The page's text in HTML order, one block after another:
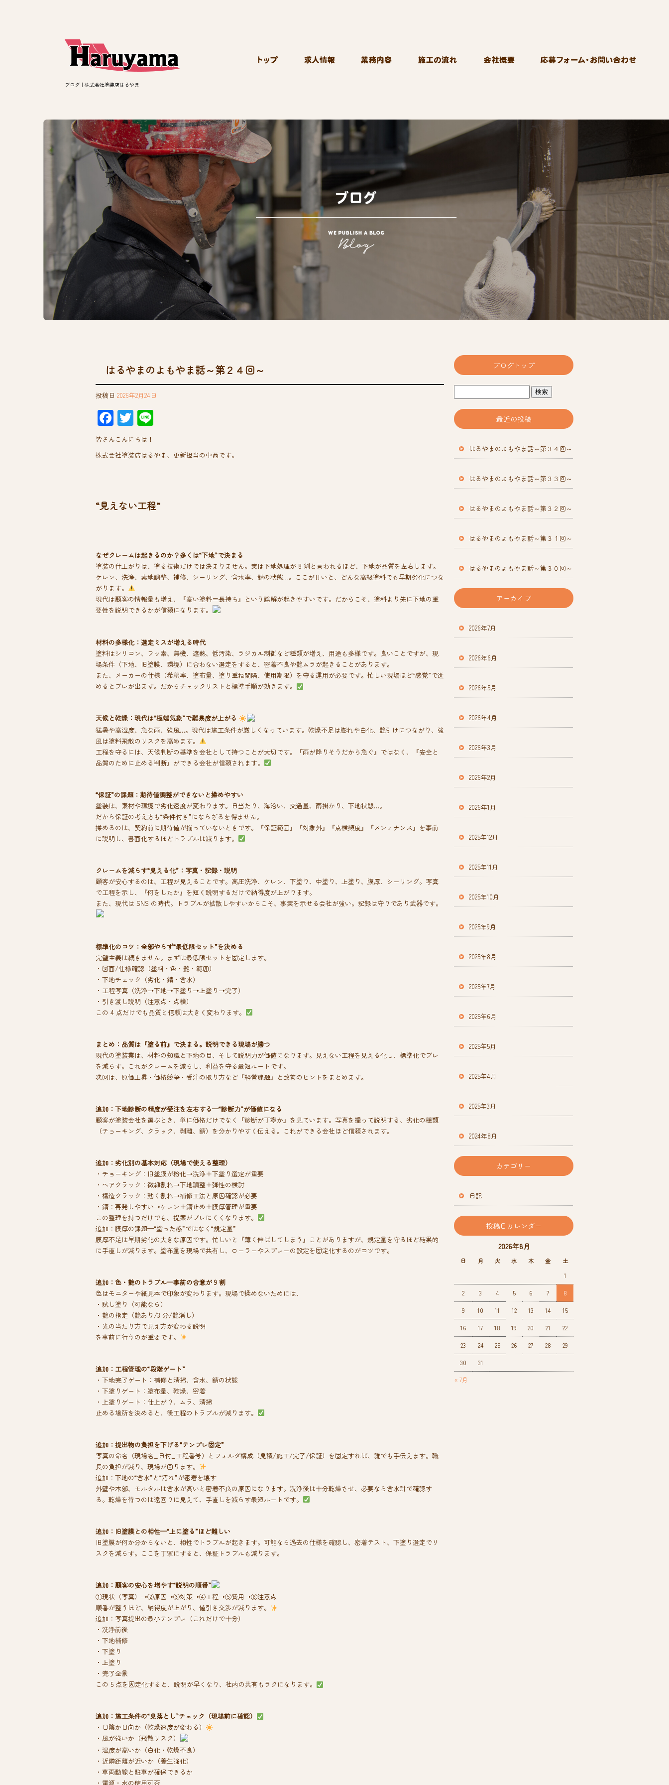
ブログ｜株式会社塗装店はるやま
はるやまのよもやま話～第２４回～
投稿日 2026年2月24日
F
ac
e
b
ok
T
wi
tt
er
皆さんこんにちは！
株式会社塗装店はるやま、更新担当の中西です。
“見えない工程”
なぜクレームは起きるのか？多くは“下地”で決まる
塗装の仕上がりは、塗る技術だけでは決まりません。実は下地処理が 8 割と言われるほど、下地が品質を左右します。
ケレン、洗浄、素地調整、補修、シーリング、含水率、錆の状態…。ここが甘いと、どんな高級塗料でも早期劣化につな
がります。
現代は顧客の情報量も増え、『高い塗料＝長持ち』という誤解が起きやすいです。だからこそ、塗料より先に下地の重
要性を説明できるかが信頼になります。
材料の多様化：選定ミスが増える時代
塗料はシリコン、フッ素、無機、遮熱、低汚染、ラジカル制御など種類が増え、用途も多様です。良いことですが、現
場条件（下地、旧塗膜、環境）に合わない選定をすると、密着不良や艶ムラが起きることがあります。
また、メーカーの仕様（希釈率、塗布量、塗り重ね間隔、使用期限）を守る運用が必要です。忙しい現場ほど“感覚”で進
めるとブレが出ます。だからチェックリストと標準手順が効きます。
天候と乾燥：現代は“極端気象”で難易度が上がる
猛暑や高湿度、急な雨、強風…。現代は施工条件が厳しくなっています。乾燥不足は膨れや白化、艶引けにつながり、強
風は塗料飛散のリスクを高めます。
工程を守るには、天候判断の基準を会社として持つことが大切です。『雨が降りそうだから急ぐ』ではなく、『安全と
品質のために止める判断』ができる会社が信頼されます。
“保証”の課題：期待値調整ができないと揉めやすい
塗装は、素材や環境で劣化速度が変わります。日当たり、海沿い、交通量、雨掛かり、下地状態…。
だから保証の考え方も“条件付き”にならざるを得ません。
揉めるのは、契約前に期待値が揃っていないときです。『保証範囲』『対象外』『点検頻度』『メンテナンス』を事前
に説明し、書面化するほどトラブルは減ります。
クレームを減らす“見える化”：写真・記録・説明
顧客が安心するのは、工程が見えることです。高圧洗浄、ケレン、下塗り、中塗り、上塗り、膜厚、シーリング。写真
で工程を示し、『何をしたか』を短く説明するだけで納得度が上がります。
また、現代は SNS の時代。トラブルが拡散しやすいからこそ、事実を示せる会社が強い。記録は守りであり武器です。
標準化のコツ：全部やらず“最低限セット”を決める
完璧主義は続きません。まずは最低限セットを固定します。
・図面/仕様確認（塗料・色・艶・範囲）
・下地チェック（劣化・錆・含水）
・工程写真（洗浄→下地→下塗り→上塗り→完了）
・引き渡し説明（注意点・点検）
この 4 点だけでも品質と信頼は大きく変わります。
まとめ：品質は『塗る前』で決まる。説明できる現場が勝つ
現代の塗装業は、材料の知識と下地の目、そして説明力が価値になります。見えない工程を見える化し、標準化でブレ
を減らす。これがクレームを減らし、利益を守る最短ルートです。
次回は、原価上昇・価格競争・受注の取り方など『経営課題』と改善のヒントをまとめます。
追加：下地診断の精度が受注を左右する—“診断力”が価値になる
顧客が塗装会社を選ぶとき、単に価格だけでなく『診断が丁寧か』を見ています。写真を撮って説明する、劣化の種類
（チョーキング、クラック、剥離、錆）を分かりやすく伝える。これができる会社ほど信頼されます。
追加：劣化別の基本対応（現場で使える整理）
・チョーキング：旧塗膜が粉化→洗浄＋下塗り選定が重要
・ヘアクラック：微細割れ→下地調整＋弾性の検討
・構造クラック：動く割れ→補修工法と原因確認が必要
・錆：再発しやすい→ケレン＋錆止め＋膜厚管理が重要
この整理を持つだけでも、提案がブレにくくなります。
追加：膜厚の課題—“塗った感”ではなく“規定量”
膜厚不足は早期劣化の大きな原因です。忙しいと『薄く伸ばしてしまう』ことがありますが、規定量を守るほど結果的
に手直しが減ります。塗布量を現場で共有し、ローラーやスプレーの設定を固定化するのがコツです。
追加：色・艶のトラブル—事前の合意が 9 割
色はモニターや紙見本で印象が変わります。現場で揉めないためには、
・試し塗り（可能なら）
・艶の指定（艶あり/3 分/艶消し）
・光の当たり方で見え方が変わる説明
を事前に行うのが重要です。
追加：工程管理の“段階ゲート”
・下地完了ゲート：補修と清掃、含水、錆の状態
・下塗りゲート：塗布量、乾燥、密着
・上塗りゲート：仕上がり、ムラ、清掃
止める場所を決めると、後工程のトラブルが減ります。
追加：提出物の負担を下げる“テンプレ固定”
写真の命名（現場名_日付_工程番号）とフォルダ構成（見積/施工/完了/保証）を固定すれば、誰でも手伝えます。職
長の負担が減り、現場が回ります。
追加：下地の“含水”と“汚れ”が密着を壊す
外壁や木部、モルタルは含水が高いと密着不良の原因になります。洗浄後は十分乾燥させ、必要なら含水計で確認す
る。乾燥を待つのは遠回りに見えて、手直しを減らす最短ルートです。
追加：旧塗膜との相性—“上に塗る”ほど難しい
旧塗膜が何か分からないと、相性でトラブルが起きます。可能なら過去の仕様を確認し、密着テスト、下塗り選定でリ
スクを減らす。ここを丁寧にすると、保証トラブルも減ります。
追加：顧客の安心を増やす“説明の順番”
①現状（写真）→②原因→③対策→④工程→⑤費用→⑥注意点
順番が整うほど、納得度が上がり、値引き交渉が減ります。
追加：写真提出の最小テンプレ（これだけで十分）
・洗浄前後
・下地補修
・下塗り
・上塗り
・完了全景
この 5 点を固定化すると、説明が早くなり、社内の共有もラクになります。
追加：施工条件の“見落とし”チェック（現場前に確認）
・日陰か日向か（乾燥速度が変わる）
・風が強いか（飛散リスク）
・湿度が高いか（白化・乾燥不良）
・近隣距離が近いか（養生強化）
・車両動線と駐車が確保できるか
・電源・水の使用可否
ブログトップ
最近の投稿
はるやまのよもやま話～第３４回～
はるやまのよもやま話～第３３回～
はるやまのよもやま話～第３２回～
はるやまのよもやま話～第３１回～
はるやまのよもやま話～第３０回～
アーカイブ
2026年7月
2026年6月
2026年5月
2026年4月
2026年3月
2026年2月
2026年1月
2025年12月
2025年11月
2025年10月
2025年9月
2025年8月
2025年7月
2025年6月
2025年5月
2025年4月
2025年3月
2024年8月
カテゴリー
日記
投稿日カレンダー
2026年8月
日 月 火 水 木 金 土
« 7月
1
2 3 4 5 6 7 8
9 10 11 12 13 14 15
16 17 18 19 20 21 22
23 24 25 26 27 28 29
30 31